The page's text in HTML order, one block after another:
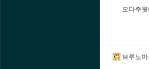
오다주
브루노마